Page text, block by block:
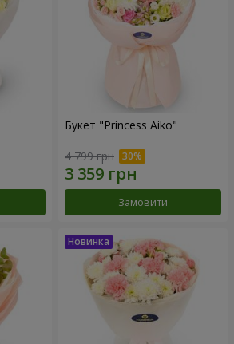
Букет "Princess Aiko"
4 799 грн
Замовити